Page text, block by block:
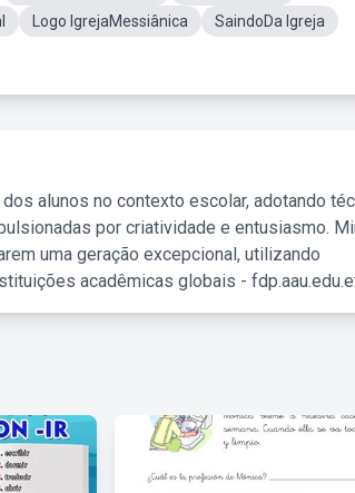
Logo IgrejaMessiânica
SaindoDa Igreja
alunos no contexto escolar, adotando
por criatividade e entusiasmo.
uma geração excepcional, utilizando
acadêmicas globais -